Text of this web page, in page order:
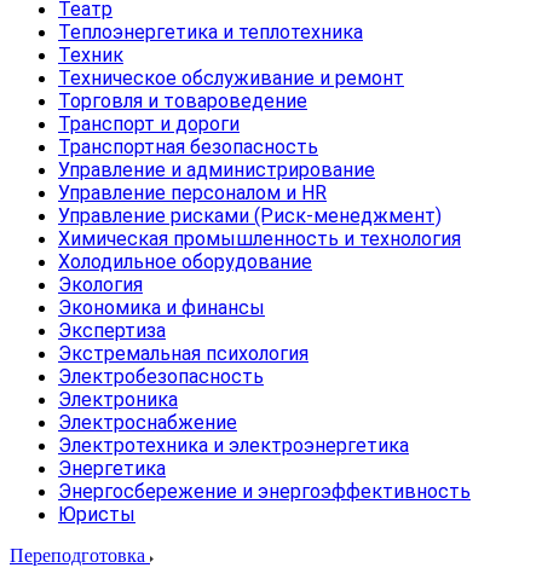
Театр
Теплоэнергетика и теплотехника
Техник
Техническое обслуживание и ремонт
Торговля и товароведение
Транспорт и дороги
Транспортная безопасность
Управление и администрирование
Управление персоналом и HR
Управление рисками (Риск-менеджмент)
Химическая промышленность и технология
Холодильное оборудование
Экология
Экономика и финансы
Экспертиза
Экстремальная психология
Электробезопасность
Электроника
Электроснабжение
Электротехника и электроэнергетика
Энергетика
Энергосбережение и энергоэффективность
Юристы
Переподготовка